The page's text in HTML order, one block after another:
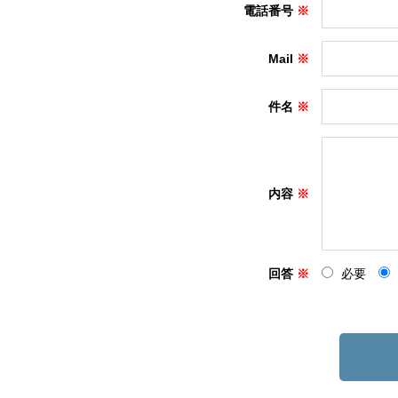
電話番号
Mail
件名
内容
回答 必要